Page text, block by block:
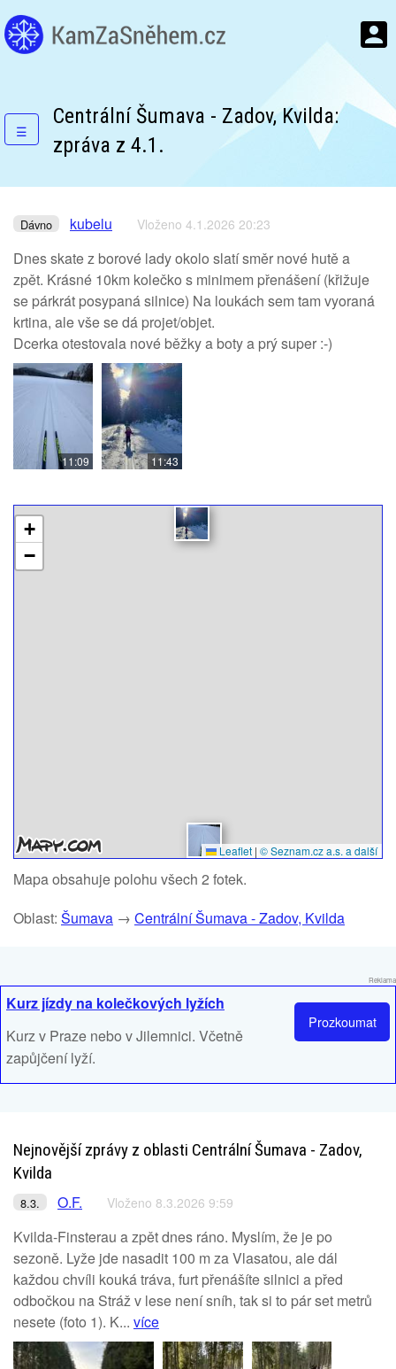
☰
Centrální Šumava - Zadov, Kvilda:
zpráva z 4.1.
Dávno kubelu Vloženo 4.1.2026 20:23
Dnes skate z borové lady okolo slatí směr nové hutě a
zpět. Krásné 10km kolečko s minimem přenášení (křižuje
se párkrát posypaná silnice) Na loukách sem tam vyoraná
krtina, ale vše se dá projet/objet.
Dcerka otestovala nové běžky a boty a prý super :-)
11:09 11:43
+
−
Leaflet | © Seznam.cz a.s. a další
Mapa obsahuje polohu všech 2 fotek.
Oblast: Šumava → Centrální Šumava - Zadov, Kvilda
Reklama
Prozkoumat
Kurz jízdy na kolečkových lyžích
Kurz v Praze nebo v Jilemnici. Včetně
zapůjčení lyží.
Nejnovější zprávy z oblasti Centrální Šumava - Zadov,
Kvilda
8.3. O.F. Vloženo 8.3.2026 9:59
Kvilda-Finsterau a zpět dnes ráno. Myslím, že je po
sezoně. Lyže jde nasadit 100 m za Vlasatou, ale dál
každou chvíli kouká tráva, furt přenášíte silnici a před
odbočkou na Stráž v lese není sníh, tak si to pár set metrů
nesete (foto 1). K... více